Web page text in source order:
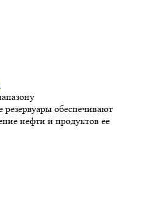
обеспечивают
нефти и продуктов ее